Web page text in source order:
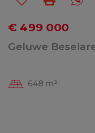
€ 499 000
Geluwe
648 m²